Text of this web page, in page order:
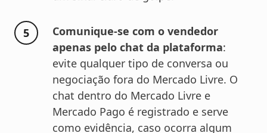
Comunique-se com o vendedor
apenas pelo chat da plataforma:
evite qualquer tipo de conversa ou
negociação fora do Mercado Livre. O
chat dentro do Mercado Livre e
Mercado Pago é registrado e serve
como evidência, caso ocorra algum